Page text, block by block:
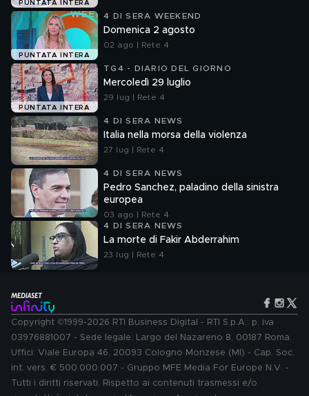
PUNTATA INTERA
PUNTATA INTERA
4 DI SERA WEEKEND
Domenica 2 agosto
02 ago | Rete 4
PUNTATA INTERA
TG4 - DIARIO DEL GIORNO
Mercoledì 29 luglio
29 lug | Rete 4
4 DI SERA NEWS
Italia nella morsa della violenza
27 lug | Rete 4
4 DI SERA NEWS
Pedro Sanchez, paladino della sinistra
europea
03 ago | Rete 4
4 DI SERA NEWS
La morte di Fakir Abderrahim
23 lug | Rete 4
Copyright ©1999-2026 RTI Business Digital - RTI S.p.A.: p. iva
03976881007 - Sede legale: Largo del Nazareno 8, 00187 Roma.
Uffici: Viale Europa 46, 20093 Cologno Monzese (MI) - Cap. Soc.
int. vers. € 500.000.007 - Gruppo MFE Media For Europe N.V. -
Tutti i diritti riservati. Rispetto ai contenuti trasmessi e/o